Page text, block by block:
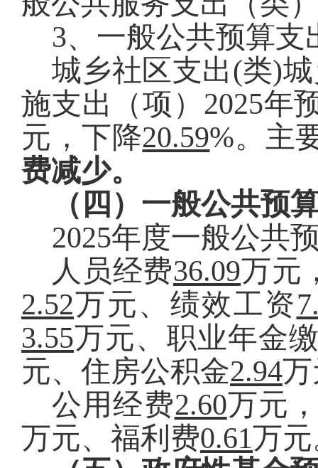
3、一般公共预算支
城乡社区支出(类)
施支出（项） 2025年
元，下降20.59%。主
费减少。
（四）一般公共预
2025年度一般公共
人员经费36.09万元
2.52万元、绩效工资
3.55万元、职业年金
元、住房公积金2.94
公用经费2.60万元
万元、福利费0.61万元